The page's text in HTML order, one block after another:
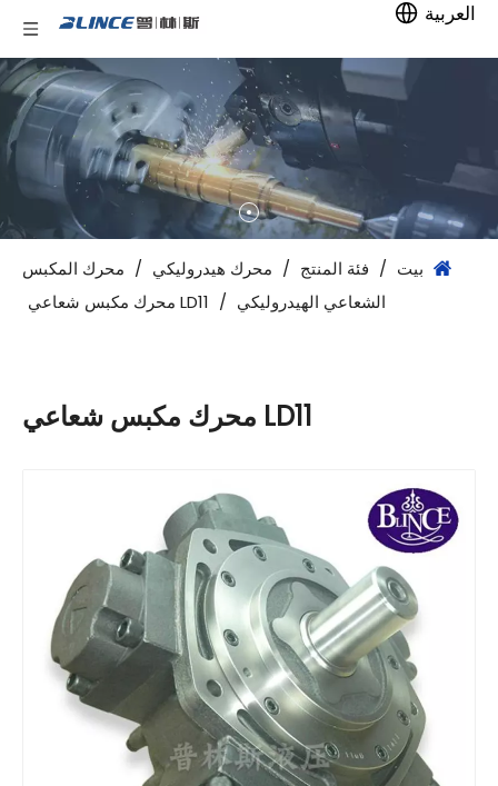
العربية
بيت / فئة المنتج / محرك هيدروليكي / محرك المكبس
الشعاعي الهيدروليكي / LD11 محرك مكبس شعاعي
LD11 محرك مكبس شعاعي